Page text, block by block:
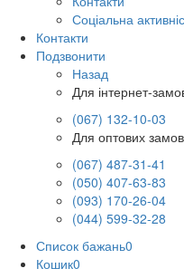
Соціальна
Контакти
Подзвонити
Назад
Для інтернет-
(067) 132-10-03
Для оптових
(067) 487-31-41
(050) 407-63-83
(093) 170-26-04
(044) 599-32-28
Список бажань0
Кошик0